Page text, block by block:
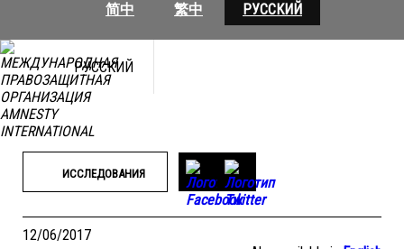
简中
繁中 РУССКИЙ
РУССКИЙ
ИССЛЕДОВАНИЯ
12/06/2017